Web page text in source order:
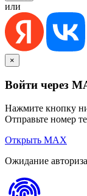
или
×
Войти через
Нажмите кнопку
Отправьте номер
Открыть MAX
Ожидание